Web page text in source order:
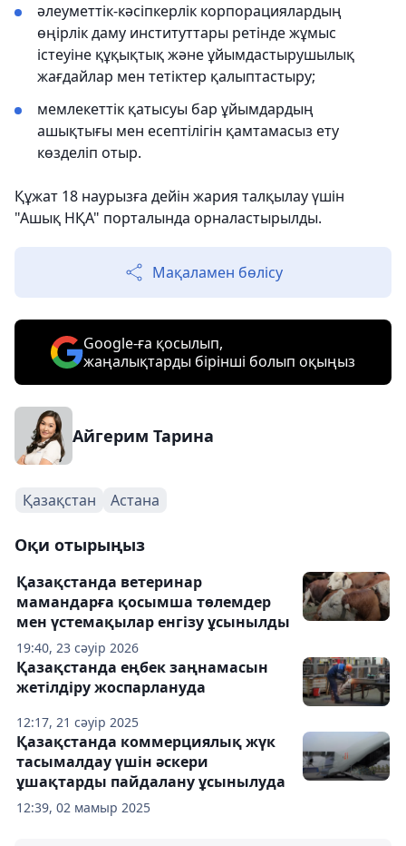
әлеуметтік-кәсіпкерлік корпорациялардың
өңірлік даму институттары ретінде жұмыс
істеуіне құқықтық және ұйымдастырушылық
жағдайлар мен тетіктер қалыптастыру;
мемлекеттік қатысуы бар ұйымдардың
ашықтығы мен есептілігін қамтамасыз ету
көзделіп отыр.
Құжат 18 наурызға дейін жария талқылау үшін
"Ашық НҚА" порталында орналастырылды.
Мақаламен бөлісу
Google-ға қосылып,
жаңалықтарды бірінші болып оқыңыз
Айгерим Тарина
Қазақстан Астана
Оқи отырыңыз
19:40, 23 сәуір 2026
Қазақстанда ветеринар
мамандарға қосымша төлемдер
мен үстемақылар енгізу ұсынылды
12:17, 21 сәуір 2025
Қазақстанда еңбек заңнамасын
жетілдіру жоспарлануда
12:39, 02 мамыр 2025
Қазақстанда коммерциялық жүк
тасымалдау үшін әскери
ұшақтарды пайдалану ұсынылуда